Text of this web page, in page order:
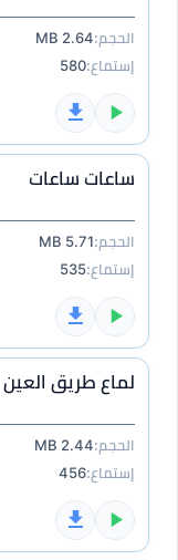
الحجم:2.64 MB
إستماع:580
ساعات ساعات
الحجم:5.71 MB
إستماع:535
لماع طريق العين
الحجم:2.44 MB
إستماع:456